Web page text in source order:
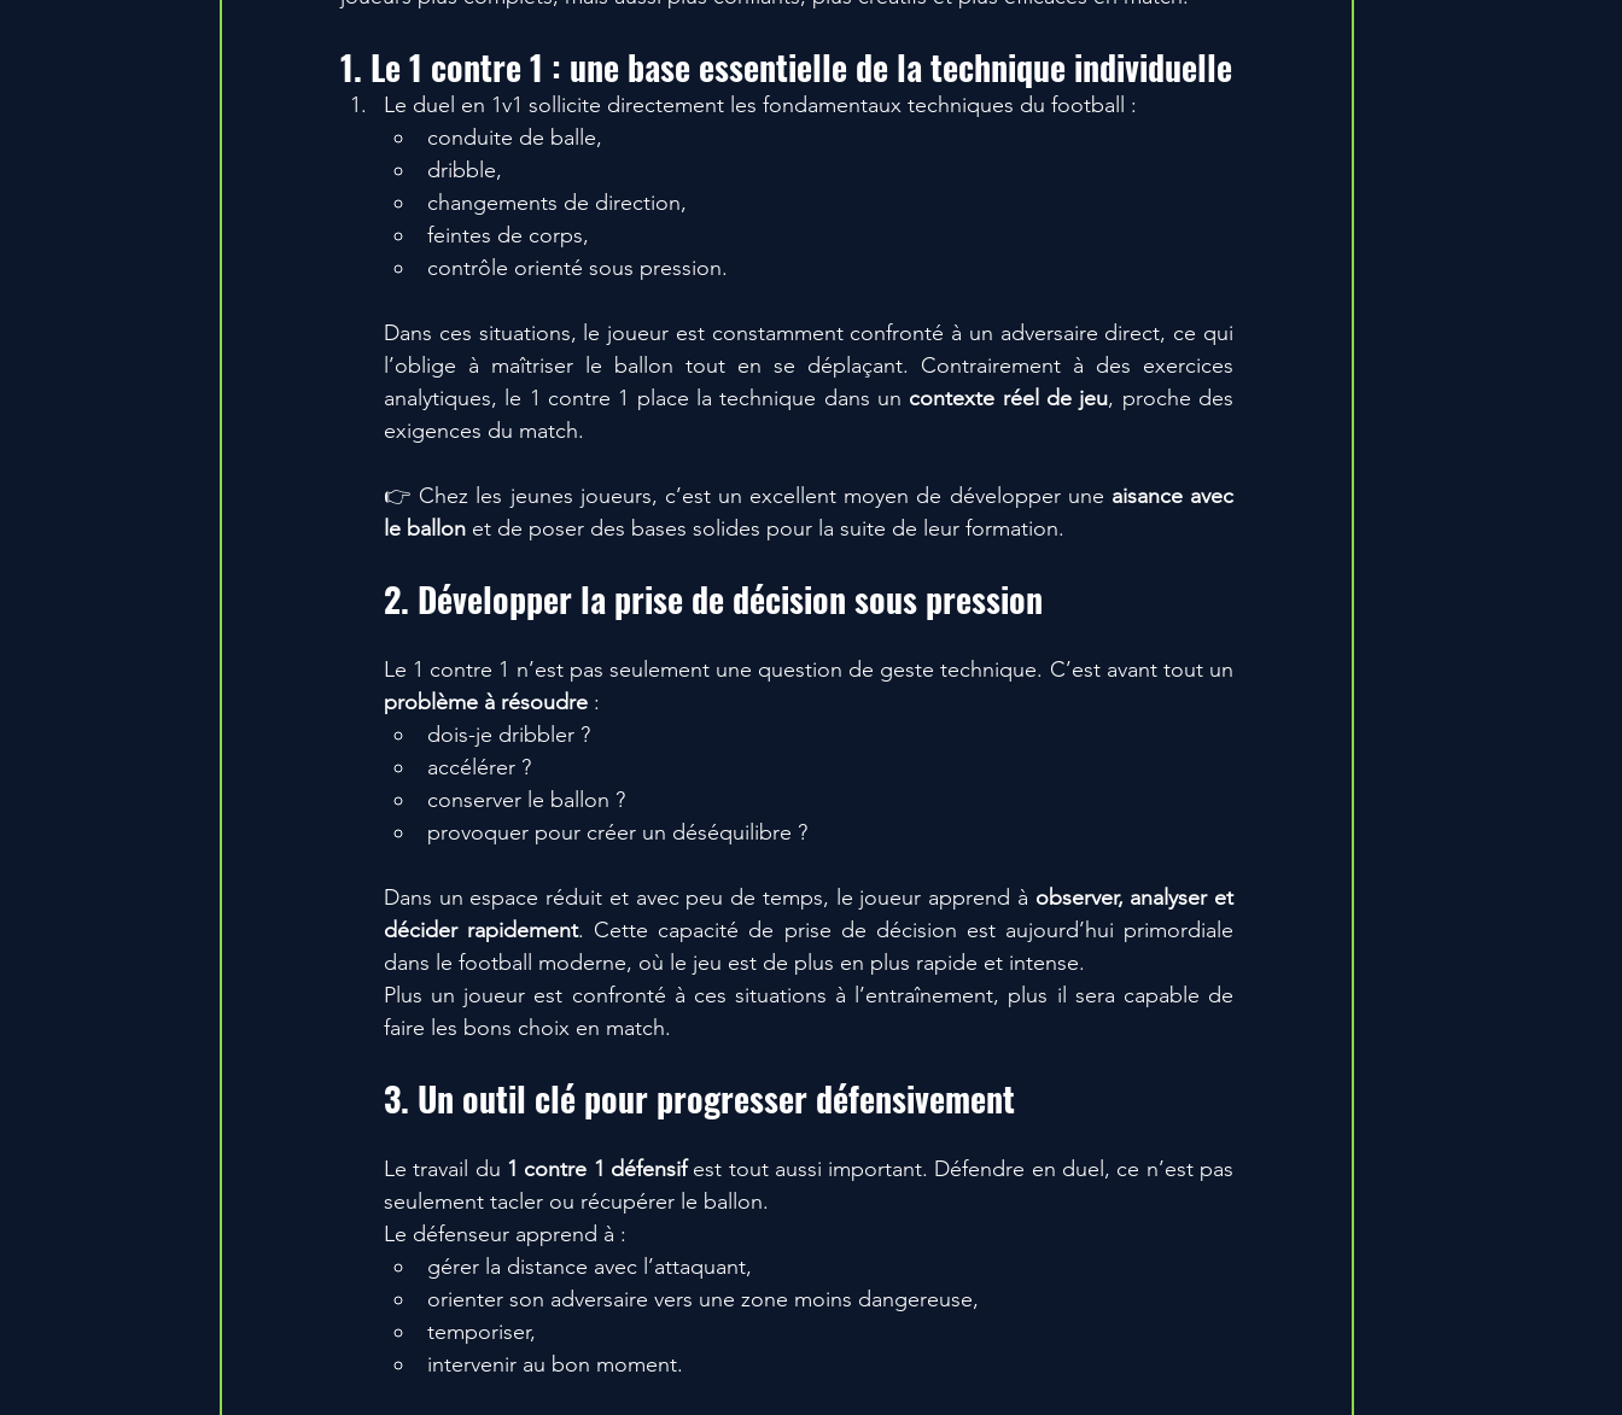
1. Le 1 contre 1 : une base essentielle de la technique individuelle
Le duel en 1v1 sollicite directement les fondamentaux techniques du football :
conduite de balle,
dribble,
changements de direction,
feintes de corps,
contrôle orienté sous pression.
Dans ces situations, le joueur est constamment confronté à un adversaire direct, ce qui
l’oblige à maîtriser le ballon tout en se déplaçant. Contrairement à des exercices
analytiques, le 1 contre 1 place la technique dans un contexte réel de jeu, proche des
exigences du match.
👉 Chez les jeunes joueurs, c’est un excellent moyen de développer une aisance avec
le ballon et de poser des bases solides pour la suite de leur formation.
2. Développer la prise de décision sous pression
problème à résoudre :
dois-je dribbler ?
accélérer ?
conserver le ballon ?
provoquer pour créer un déséquilibre ?
Dans un espace réduit et avec peu de temps, le joueur apprend à observer, analyser et
décider rapidement. Cette capacité de prise de décision est aujourd’hui primordiale
dans le football moderne, où le jeu est de plus en plus rapide et intense.
Plus un joueur est confronté à ces situations à l’entraînement, plus il sera capable de
faire les bons choix en match.
3. Un outil clé pour progresser défensivement
Le travail du 1 contre 1 défensif est tout aussi important. Défendre en duel, ce n’est pas
seulement tacler ou récupérer le ballon.
Le défenseur apprend à :
gérer la distance avec l’attaquant,
orienter son adversaire vers une zone moins dangereuse,
temporiser,
intervenir au bon moment.